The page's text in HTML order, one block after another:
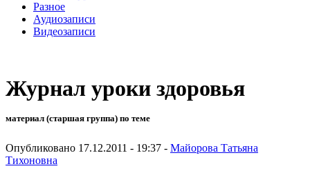
Разное
Аудиозаписи
Видеозаписи
Журнал уроки здоровья
материал (старшая группа) по теме
Опубликовано 17.12.2011 - 19:37 - Майорова Татьяна
Тихоновна